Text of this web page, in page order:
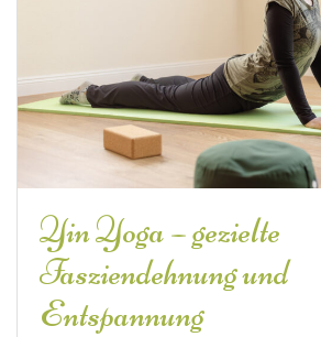
Yin Yoga – gezielte
Fasziendehnung und
Entspannung